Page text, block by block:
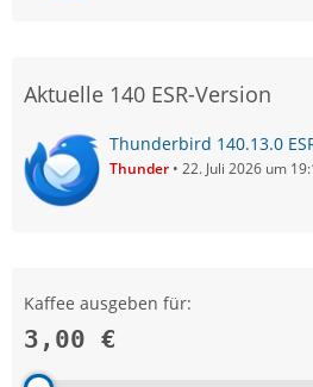
Aktuelle 140 ESR-Version
Thunderbird 140.13.0
Thunder 22. Juli 2026 um
Kaffee ausgeben für:
3,00 €